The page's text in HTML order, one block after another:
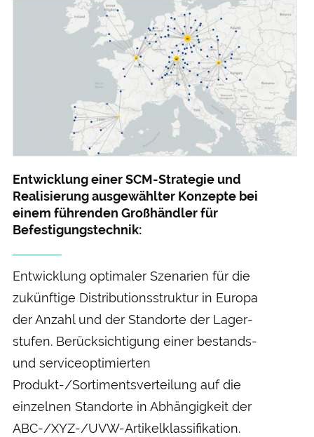
Entwicklung einer SCM-Strategie und
Realisierung aus­gewählter Konzepte bei
einem führenden Groß­händler für
Befestigungs­technik:
Entwicklung optimaler Szenarien für die
zukünftige Distributions­struktur in Europa
der Anzahl und der Stand­orte der Lager­
stufen. Berücksichtigung einer bestands-
und service­optimierten
Produkt-/Sortiments­verteilung auf die
einzelnen Standorte in Abhängigkeit der
ABC-/XYZ-/UVW-Artikel­klassifikation.